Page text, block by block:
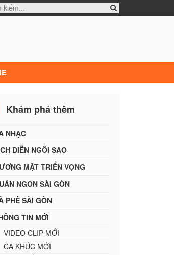
Khám phá thêm
NHẠC
DIỄN NGÔI SAO
MẶT TRIỂN VỌNG
NGON SÀI GÒN
PHÊ SÀI GÒN
TIN MỚI
VIDEO CLIP MỚI
CA KHÚC MỚI